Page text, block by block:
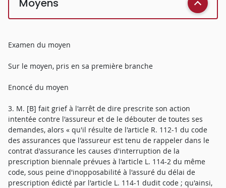
Moyens
Examen du moyen
Sur le moyen, pris en sa première branche
Enoncé du moyen
3. M. [B] fait grief à l'arrêt de dire prescrite son action
intentée contre l'assureur et de le débouter de toutes ses
demandes, alors « qu'il résulte de l'article R. 112-1 du code
des assurances que l'assureur est tenu de rappeler dans le
contrat d'assurance les causes d'interruption de la
prescription biennale prévues à l'article L. 114-2 du même
code, sous peine d'inopposabilité à l'assuré du délai de
prescription édicté par l'article L. 114-1 dudit code ; qu'ainsi,